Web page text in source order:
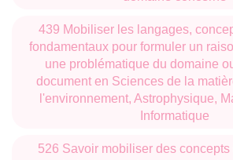
439 Mobiliser les langages,
fondamentaux pour formuler un
une problématique du domaine
document en Sciences de la
l'environnement, Astrophysique,
Informatique
526 Savoir mobiliser des